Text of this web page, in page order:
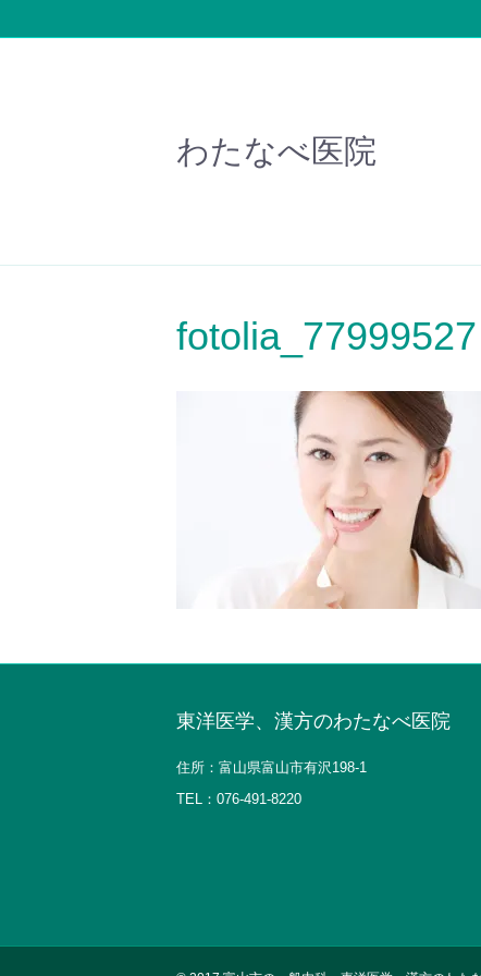
わたなべ医院
fotolia_77999527
東洋医学、漢方のわたなべ医院
住所：富山県富山市有沢198-1
TEL： 076-491-8220